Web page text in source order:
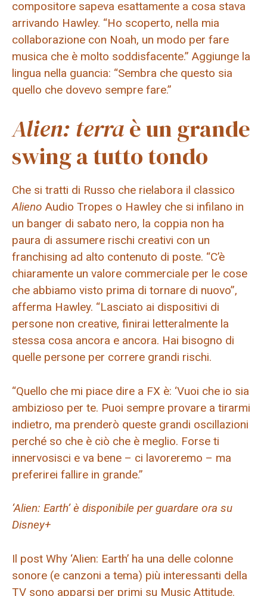
compositore sapeva esattamente a cosa stava
arrivando Hawley. “Ho scoperto, nella mia
collaborazione con Noah, un modo per fare
musica che è molto soddisfacente.” Aggiunge la
lingua nella guancia: “Sembra che questo sia
quello che dovevo sempre fare.”
Alien: terraè un grande
swing a tutto tondo
Che si tratti di Russo che rielabora il classico
Alieno Audio Tropes o Hawley che si infilano in
un banger di sabato nero, la coppia non ha
paura di assumere rischi creativi con un
franchising ad alto contenuto di poste. “C’è
chiaramente un valore commerciale per le cose
che abbiamo visto prima di tornare di nuovo”,
afferma Hawley. “Lasciato ai dispositivi di
persone non creative, finirai letteralmente la
stessa cosa ancora e ancora. Hai bisogno di
quelle persone per correre grandi rischi.
“Quello che mi piace dire a FX è: ‘Vuoi che io sia
ambizioso per te. Puoi sempre provare a tirarmi
indietro, ma prenderò queste grandi oscillazioni
perché so che è ciò che è meglio. Forse ti
innervosisci e va bene – ci lavoreremo – ma
preferirei fallire in grande.”
‘Alien: Earth’ è disponibile per guardare ora su
Disney+
Il post Why ‘Alien: Earth’ ha una delle colonne
sonore (e canzoni a tema) più interessanti della
TV sono apparsi per primi su Music Attitude.